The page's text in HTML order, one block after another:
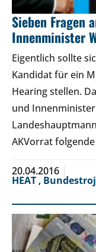
Sieben Fragen
Innenminister
Eigentlich sollte
Kandidat für ein
Hearing stellen.
und
AKVorrat
20.04.2016
HEAT ,